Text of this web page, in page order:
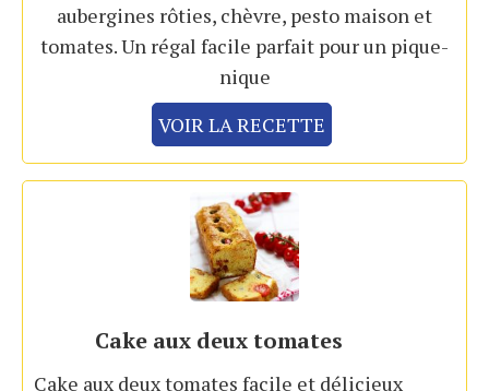
aubergines rôties, chèvre, pesto maison et
tomates. Un régal facile parfait pour un pique-
nique
VOIR LA RECETTE
Cake aux deux tomates
Cake aux deux tomates facile et délicieux